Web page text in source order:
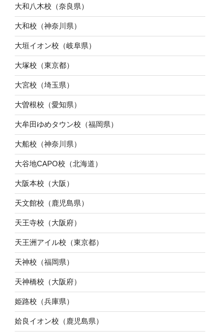
大和八木校（奈良県）
大和校（神奈川県）
大垣イオン校（岐阜県）
大塚校（東京都）
大宮校（埼玉県）
大曽根校（愛知県）
大牟田ゆめタウン校（福岡県）
大船校（神奈川県）
大谷地CAPO校（北海道）
大阪本校（大阪）
天文館校（鹿児島県）
天王寺校（大阪府）
天王洲アイル校（東京都）
天神校（福岡県）
天神橋校（大阪府）
姫路校（兵庫県）
姶良イオン校（鹿児島県）